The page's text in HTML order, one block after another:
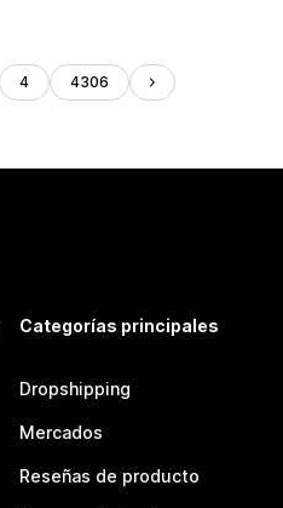
4 4306
Categorías principales
Dropshipping
Mercados
Reseñas de producto